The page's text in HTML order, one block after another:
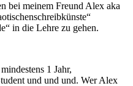
bei meinem Freund Alex aka
in die Lehre zu gehen.
1 Jahr,
und und und. Wer Alex